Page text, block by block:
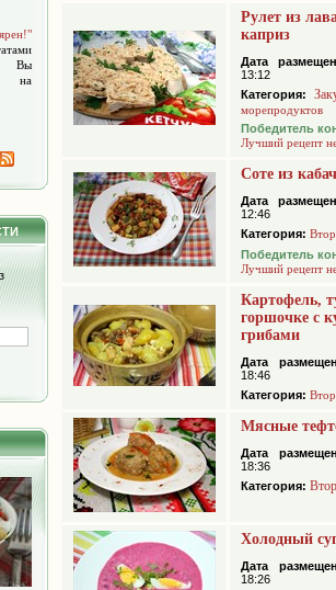
Вы
на
Рулет из
каприз
Дата
13:12
Категория:
морепродуктов
Победитель
Лучший рецепт
Соте из
Дата
12:46
Категория:
Победитель
Лучший рецепт
Картофель,
горшочке с
грибами
Дата
18:46
Категория:
Мясные
Дата
18:36
Категория:
Холодный
Дата
18:26